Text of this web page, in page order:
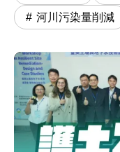
河川污染量削減